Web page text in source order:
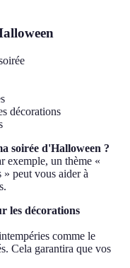
décorations
soirée d'Halloween ?
exemple, un thème «
peut vous aider à
les décorations
comme le
Cela garantira que vos